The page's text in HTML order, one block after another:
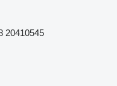
20410545